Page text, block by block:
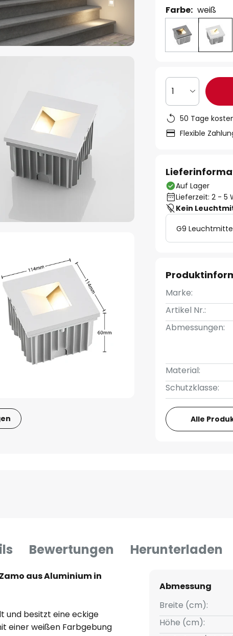
Farbe: weiß
1
50 Tage
Flexible
Auf Lager
Lieferzeit: 2 - 5
Kein
G9
Marke:
Artikel Nr.:
Abmessungen:
Material:
Schutzklasse:
Alle
Bewertungen Herunterladen
aus Aluminium in
und besitzt eine eckige
einer weißen Farbgebung
Abmessung
Breite (cm):
Höhe (cm):